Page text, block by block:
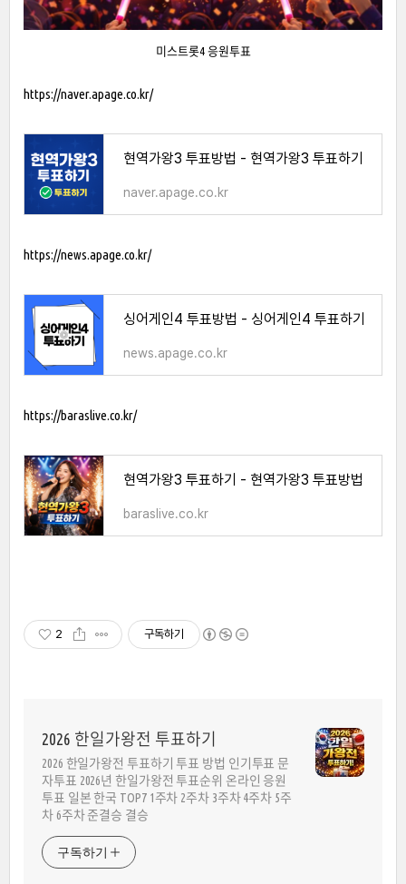
미스트롯4 응원투표
https://naver.apage.co.kr/
현역가왕3 투표방법 - 현역가왕3 투표하기
naver.apage.co.kr
https://news.apage.co.kr/
싱어게인4 투표방법 - 싱어게인4 투표하기
news.apage.co.kr
https://baraslive.co.kr/
현역가왕3 투표하기 - 현역가왕3 투표방법
baraslive.co.kr
2 구독하기
2026 한일가왕전 투표하기
2026 한일가왕전 투표하기 투표 방법 인기투표 문
자투표 2026년 한일가왕전 투표순위 온라인 응원
투표 일본 한국 TOP7 1주차 2주차 3주차 4주차 5주
차 6주차 준결승 결승
구독하기